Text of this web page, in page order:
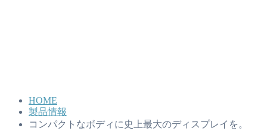
HOME
製品情報
コンパクトなボディに史上最大のディスプレイを。